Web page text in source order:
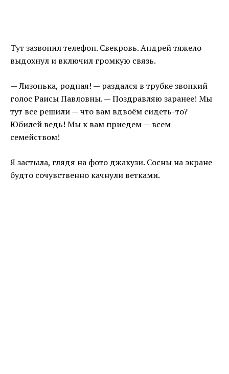
Тут зазвонил телефон. Свекровь. Андрей тяжело
выдохнул и включил громкую связь.
— Лизонька, родная! — раздался в трубке звонкий
голос Раисы Павловны. — Поздравляю заранее! Мы
тут все решили — что вам вдвоём сидеть-то?
Юбилей ведь! Мы к вам приедем — всем
семейством!
Я застыла, глядя на фото джакузи. Сосны на экране
будто сочувственно качнули ветками.